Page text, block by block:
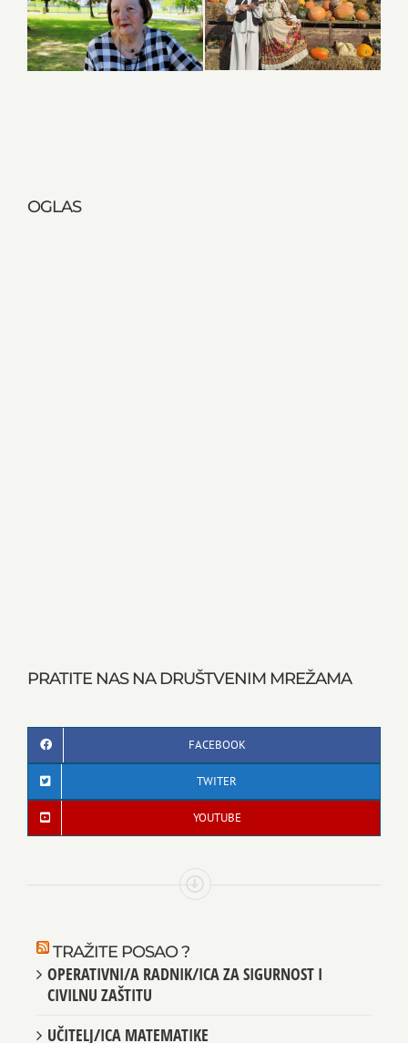
OGLAS
PRATITE NAS NA DRUŠTVENIM MREŽAMA
FACEBOOK
TWITER
YOUTUBE
TRAŽITE POSAO ?
OPERATIVNI/A RADNIK/ICA ZA SIGURNOST I
CIVILNU ZAŠTITU
UČITELJ/ICA MATEMATIKE